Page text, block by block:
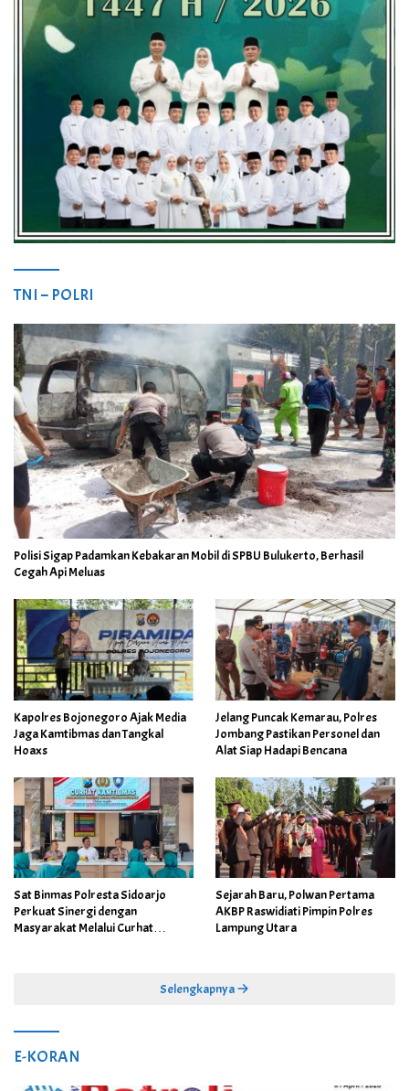
TNI – POLRI
Polisi Sigap Padamkan Kebakaran Mobil di SPBU Bulukerto, Berhasil
Cegah Api Meluas
Kapolres Bojonegoro Ajak Media
Jaga Kamtibmas dan Tangkal
Hoaxs
Jelang Puncak Kemarau, Polres
Jombang Pastikan Personel dan
Alat Siap Hadapi Bencana
Sat Binmas Polresta Sidoarjo
Perkuat Sinergi dengan
Masyarakat Melalui Curhat
Sejarah Baru, Polwan Pertama
AKBP Raswidiati Pimpin Polres
Lampung Utara
Selengkapnya
E-KORAN